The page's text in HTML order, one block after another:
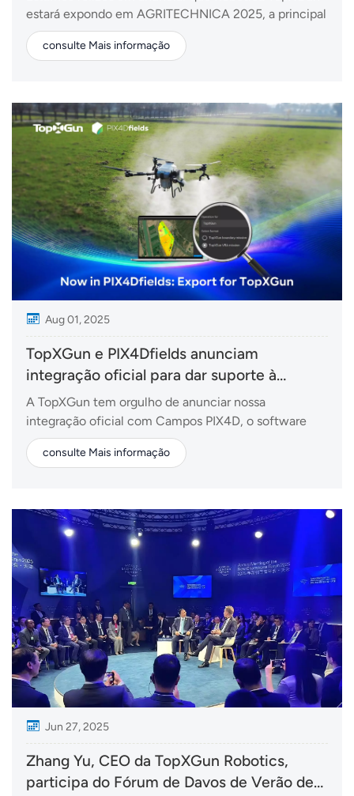
estará expondo em AGRITECHNICA 2025, a principal
feira comercial do mundo para máquinas agrícolas.
Estande 21H25, Pavilhão 219 a 15 de novembro de
compromet...
consulte Mais informação
Aug 01, 2025
TopXGun e PIX4Dfields anunciam
integração oficial para dar suporte à
agricultura de precisão
A TopXGun tem orgulho de anunciar nossa
integração oficial com Campos PIX4D, o software
avançado de mapeamento e análise agrícola da
PIX4D. Esta colaboração foi projetada para otimizar
Com o lança...
consulte Mais informação
Jun 27, 2025
Zhang Yu, CEO da TopXGun Robotics,
participa do Fórum de Davos de Verão de